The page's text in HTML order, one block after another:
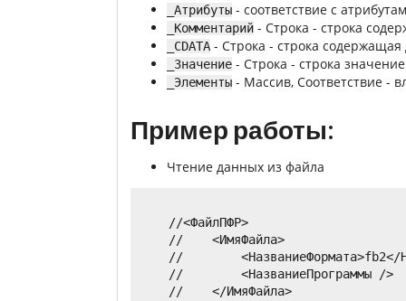
_Атрибуты- соответствие с
_Комментарий- Строка - строка
_CDATA- Строка - строка содержащая
_Значение- Строка - строка значение
_Элементы- Массив, Соответствие -
Пример работы:
Чтение данных из файла
    //<ФайлПФР>
    //    <ИмяФайла>
//        <НазваниеФормата>fb2</
    //        <НазваниеПрограммы />
    //    </ИмяФайла>